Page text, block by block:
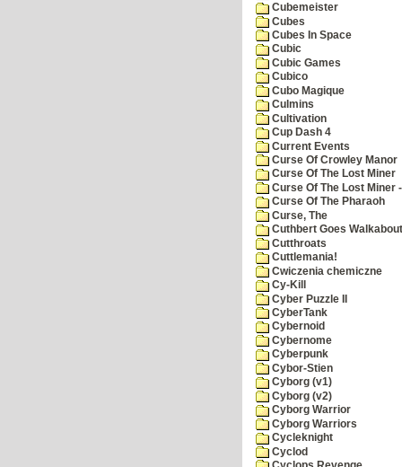
Cubemeister
Cubes
Cubes In Space
Cubic
Cubic Games
Cubico
Cubo Magique
Culmins
Cultivation
Cup Dash 4
Current Events
Curse Of Crowley Manor
Curse Of The Lost Miner
Curse Of The Lost Miner
Curse Of The Pharaoh
Curse, The
Cuthbert Goes Walkabout
Cutthroats
Cuttlemania!
Cwiczenia chemiczne
Cy-Kill
Cyber Puzzle II
CyberTank
Cybernoid
Cybernome
Cyberpunk
Cybor-Stien
Cyborg (v1)
Cyborg (v2)
Cyborg Warrior
Cyborg Warriors
Cycleknight
Cyclod